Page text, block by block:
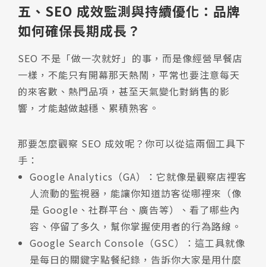
五、SEO 成效監測與持續優化：品牌
如何確保長期成長？
SEO 不是「做一次就好」的事，而是像經營早餐店
一樣，不能只有開幕那天熱鬧，平常也要注意每天
的來客數、熱門品項，甚至天氣變化對銷售的影
響，才能越做越穩、累積熟客。
那要怎麼觀察 SEO 成效呢？你可以從這兩個工具下
手：
Google Analytics（GA）：它就像是觀察店裡客
人流動的監視器，能讓你知道訪客從哪裡來（像
是 Google、社群平台、廣告等）、看了哪些內
容、停留了多久，幫你掌握使用者的行為路線。
Google Search Console（GSC）：這工具就像
是每日的關鍵字點餐紀錄，告訴你大家是用什麼